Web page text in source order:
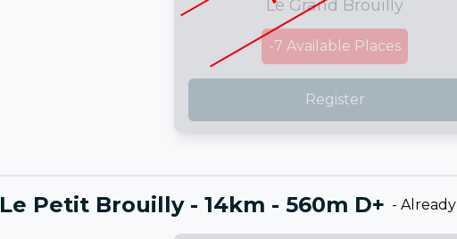
Le Grand Brouilly
-7 Available Places
Register
Le Petit Brouilly - 14km - 560m D+ - Already